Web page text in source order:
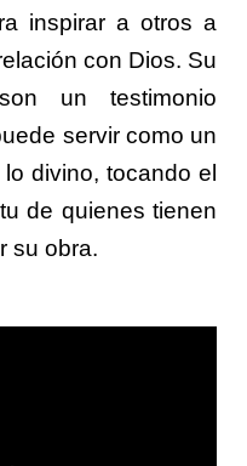
inspirar a otros a
con Dios. Su
un testimonio
servir como un
divino, tocando el
de quienes tienen
su obra.